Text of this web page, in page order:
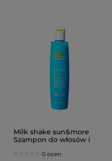
Milk shake sun&more
Szampon do włosów i
słonecznych 2w1 250ml
0 ocen